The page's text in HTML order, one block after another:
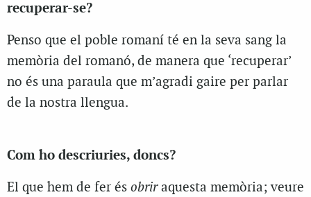
recuperar-se?
Penso que el poble romaní té en la seva sang la
memòria del romanó, de manera que ‘recuperar’
no és una paraula que m’agradi gaire per parlar
de la nostra llengua.
Com ho descriuries, doncs?
El que hem de fer és obriraquesta memòria; veure